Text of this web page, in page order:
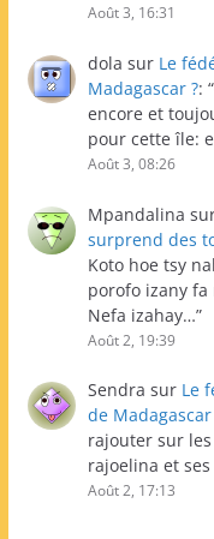
Août 3, 16:31
dola sur Le
Madagascar ?: “
encore et
pour cette île:
Août 3, 08:26
Mpandalina
surprend des
Koto hoe tsy
porofo izany
Nefa izahay…”
Août 2, 19:39
Sendra sur Le
de Madagascar
rajouter sur
rajoelina et
Août 2, 17:13